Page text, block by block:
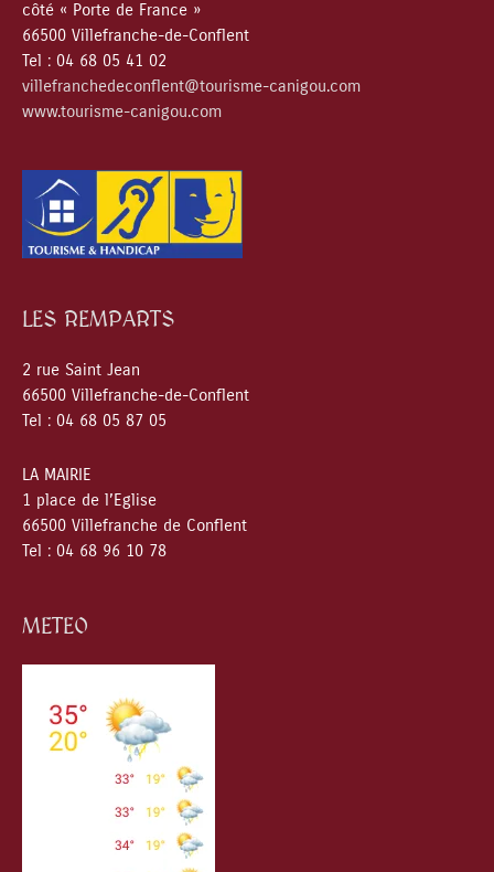
côté « Porte de France »
66500 Villefranche-de-Conflent
Tel : 04 68 05 41 02
villefranchedeconflent@tourisme-canigou.com
www.tourisme-canigou.com
LES REMPARTS
2 rue Saint Jean
66500 Villefranche-de-Conflent
Tel : 04 68 05 87 05
LA MAIRIE
1 place de l’Eglise
66500 Villefranche de Conflent
Tel : 04 68 96 10 78
METEO